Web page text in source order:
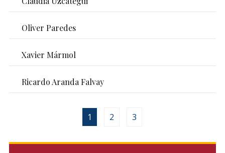
Oliver Paredes
Xavier Mármol
Ricardo Aranda Falvay
1 2 3